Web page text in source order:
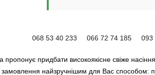
068 53 40 233 066 72 74 185 093
придбати високоякісне свіже
найзручнішим для Вас способом: